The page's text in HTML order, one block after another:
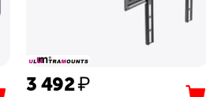
3 492₽